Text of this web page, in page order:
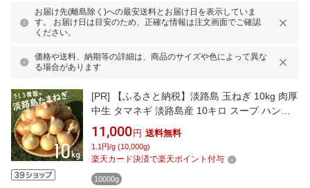
お届け先(離島除く)への最安送料とお届け日を表示していま
す。 お届け日は目安のため、正確な情報は注文画面でご確認
ください。
価格や送料、納期等の詳細は、商品のサイズや色によって異な
る場合があります
[PR]
【ふるさと納税】淡路島 玉ねぎ 10kg 肉厚
中生 タマネギ 淡路島産 10キロ スープ ハンバ
ーグ 肉じゃが ホイル焼き 野菜 サラダ うしろ農
園 淡路 洲本市 お届け：2026年6月中旬～11
月下旬
11,000 円 送料無料
1.1円/g (10,000g)
楽天カード決済で楽天ポイント付与
10000g